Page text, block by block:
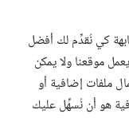
كي نُقدِّم لك أفضل
موقعنا ولا يمكن
ملفات إضافية أو
هو أن نُسهِّل عليك